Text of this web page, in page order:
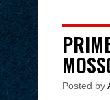
Posted by